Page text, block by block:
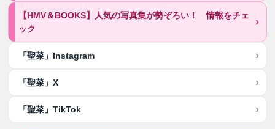
【HMV＆BOOKS】人気の写真集が勢ぞろい！ 情報をチェ
ック
「聖菜」Instagram
「聖菜」X
「聖菜」TikTok